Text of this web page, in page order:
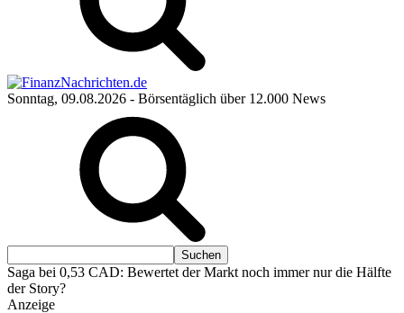
Sonntag, 09.08.2026 - Börsentäglich über 12.000 News
Saga bei 0,53 CAD: Bewertet der Markt noch immer nur die Hälfte
der Story?
Anzeige